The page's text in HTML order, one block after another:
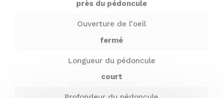
près du pédoncule
Ouverture de l'oeil
fermé
Longueur du pédoncule
court